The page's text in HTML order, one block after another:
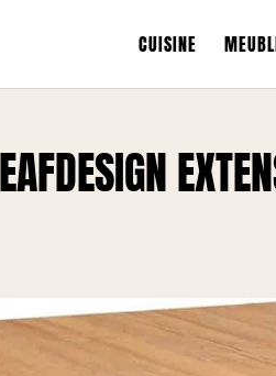
CUISINE